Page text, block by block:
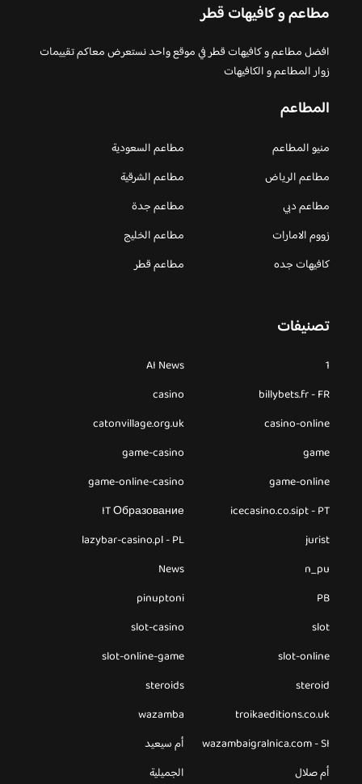
مطاعم و كافيهات قطر
افضل مطاعم و كافيهات قطر في موقع واحد نستعرض معاكم تقييمات
زوار المطاعم و الكافيهات
المطاعم
منيو المطاعم
مطاعم السعودية
مطاعم الرياض
مطاعم الشرقية
مطاعم دبي
مطاعم جدة
زووم الامارات
مطاعم الخليج
كافيهات جده
مطاعم قطر
تصنيفات
1
AI News
billybets.fr - FR
casino
casino-online
catonvillage.org.uk
game
game-casino
game-online
game-online-casino
icecasino.co.sipt - PT
IT Образование
jurist
lazybar-casino.pl - PL
n_pu
News
PB
pinuptoni
slot
slot-casino
slot-online
slot-online-game
steroid
steroids
troikaeditions.co.uk
wazamba
wazambaigralnica.com - SI
أم سيعيد
أم صلال
الجميلية